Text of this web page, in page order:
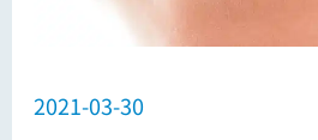
2021-03-30